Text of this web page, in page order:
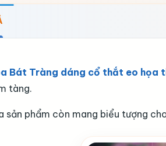
Bát Tràng dáng cổ thắt eo họa
tàng.
sản phẩm còn mang biểu tượng